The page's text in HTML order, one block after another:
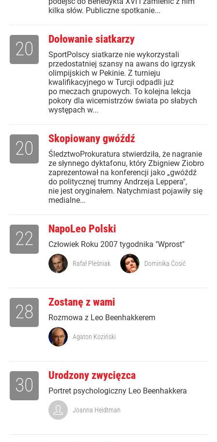
kilka słów. Publiczne spotkanie...
Dołowanie siatkarzy
SportPolscy siatkarze nie wykorzystali
przedostatniej szansy na awans do igrzysk
olimpijskich w Pekinie. Z turnieju
kwalifikacyjnego w Turcji odpadli już
po meczach grupowych. To kolejna lekcja
pokory dla wicemistrzów świata po słabych
występach w...
20
Skopiowany gwóźdź
ŚledztwoProkuratura stwierdziła, że nagranie
ze słynnego dyktafonu, który Zbigniew Ziobro
zaprezentował na konferencji jako „gwóźdź
do politycznej trumny Andrzeja Leppera",
nie jest oryginałem. Natychmiast pojawiły się
medialne...
20
NapoLeo Polski
Człowiek Roku 2007 tygodnika "Wprost"
22
Rafał Pleśniak Dominika Ćosić
Zostanę z wami
Rozmowa z Leo Beenhakkerem
28
Agaton Koziński
Urodzony zwycięzca
Portret psychologiczny Leo Beenhakkera
30
Joanna Heidtman